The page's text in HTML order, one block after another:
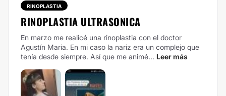
RINOPLASTIA
RINOPLASTIA ULTRASONICA
En marzo me realicé una rinoplastia con el doctor
Agustín Maria. En mi caso la nariz era un complejo que
tenía desde siempre. Así que me animé... Leer más